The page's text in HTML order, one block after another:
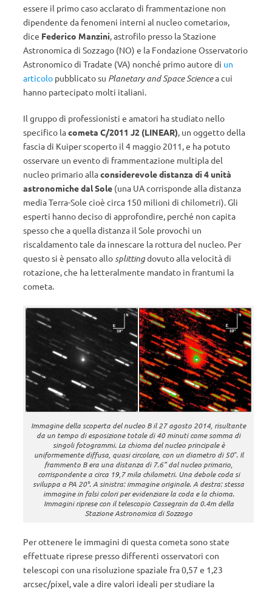
essere il primo caso acclarato di frammentazione non
dipendente da fenomeni interni al nucleo cometario»,
dice Federico Manzini, astrofilo presso la Stazione
Astronomica di Sozzago (NO) e la Fondazione Osservatorio
Astronomico di Tradate (VA) nonché primo autore di un
articolo pubblicato su Planetary and Space Sciencea cui
hanno partecipato molti italiani.
Il gruppo di professionisti e amatori ha studiato nello
specifico lacometa C/2011 J2 (LINEAR), un oggetto della
fascia di Kuiper scoperto il 4 maggio 2011, e ha potuto
osservare un evento di frammentazione multipla del
nucleo primario allaconsiderevole distanza di 4 unità
astronomiche dal Sole (una UA corrisponde alla distanza
media Terra-Sole cioè circa 150 milioni di chilometri). Gli
esperti hanno deciso di approfondire, perché non capita
spesso che a quella distanza il Sole provochi un
riscaldamento tale da innescare la rottura del nucleo. Per
questo si è pensato allosplittingdovuto alla velocità di
rotazione, che ha letteralmente mandato in frantumi la
cometa.
Immagine della scoperta del nucleo B il 27 agosto 2014, risultante
da un tempo di esposizione totale di 40 minuti come somma di
singoli fotogrammi. La chioma del nucleo principale è
uniformemente diffusa, quasi circolare, con un diametro di 50″. Il
frammento B era una distanza di 7.6” dal nucleo primario,
corrispondente a circa 19,7 mila chilometri. Una debole coda si
sviluppa a PA 20°. A sinistra: immagine originale. A destra: stessa
immagine in falsi colori per evidenziare la coda e la chioma.
Immagini riprese con il telescopio Cassegrain da 0.4m della
Stazione Astronomica di Sozzago
Per ottenere le immagini di questa cometa sono state
effettuate riprese presso differenti osservatori con
telescopi con una risoluzione spaziale fra 0,57 e 1,23
arcsec/pixel, vale a dire valori ideali per studiare la